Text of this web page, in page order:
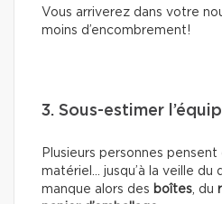
Vous arriverez dans votre
moins d’encombrement!
3. Sous-estimer
Plusieurs personnes pensent
matériel… jusqu’à la veille du
manque alors des boîtes, du